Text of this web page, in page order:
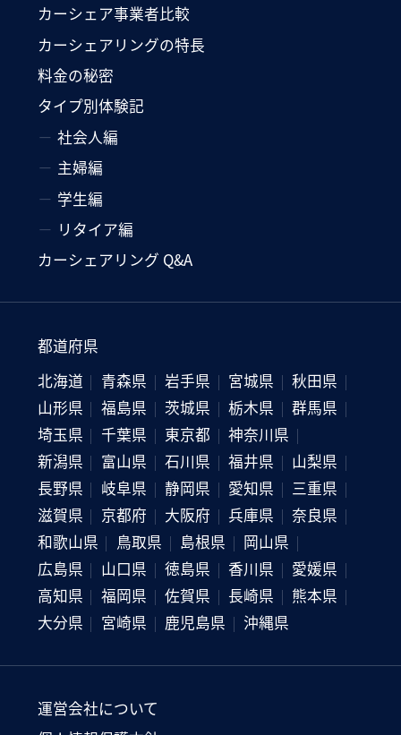
カーシェア事業者比較
カーシェアリングの特長
料金の秘密
タイプ別体験記
社会人編
主婦編
学生編
リタイア編
カーシェアリング Q&A
都道府県
北海道
青森県 岩手県 宮城県
秋田県
山形県
福島県 茨城県 栃木県
群馬県
埼玉県
千葉県 東京都
神奈川県
新潟県
富山県 石川県 福井県
山梨県
長野県
岐阜県 静岡県 愛知県
三重県
滋賀県
京都府 大阪府 兵庫県
奈良県
和歌山県
鳥取県 島根県
岡山県
広島県
山口県 徳島県 香川県
愛媛県
高知県
福岡県 佐賀県 長崎県
熊本県
大分県
宮崎県 鹿児島県 沖縄県
運営会社について